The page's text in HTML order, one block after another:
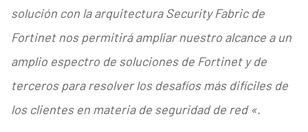
solución con la arquitectura Security Fabric de
Fortinet nos permitirá ampliar nuestro alcance a un
amplio espectro de soluciones de Fortinet y de
terceros para resolver los desafíos más difíciles de
los clientes en materia de seguridad de red «.